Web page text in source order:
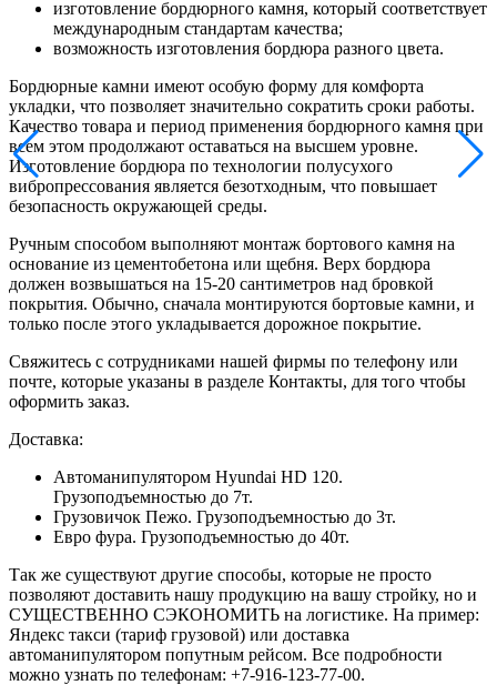
изготовление бордюрного камня, который соответствует
международным стандартам качества;
возможность изготовления бордюра разного цвета.
Бордюрные камни имеют особую форму для комфорта
укладки, что позволяет значительно сократить сроки работы.
Качество товара и период применения бордюрного камня при
всем этом продолжают оставаться на высшем уровне.
Изготовление бордюра по технологии полусухого
вибропрессования является безотходным, что повышает
безопасность окружающей среды.
Ручным способом выполняют монтаж бортового камня на
основание из цементобетона или щебня. Верх бордюра
должен возвышаться на 15-20 сантиметров над бровкой
покрытия. Обычно, сначала монтируются бортовые камни, и
только после этого укладывается дорожное покрытие.
Свяжитесь с сотрудниками нашей фирмы по телефону или
почте, которые указаны в разделе Контакты, для того чтобы
оформить заказ.
Доставка:
Автоманипулятором Hyundai HD 120.
Грузоподъемностью до 7т.
Грузовичок Пежо. Грузоподъемностью до 3т.
Евро фура. Грузоподъемностью до 40т.
Так же существуют другие способы, которые не просто
позволяют доставить нашу продукцию на вашу стройку, но и
СУЩЕСТВЕННО СЭКОНОМИТЬ на логистике. На пример:
Яндекс такси (тариф грузовой) или доставка
автоманипулятором попутным рейсом. Все подробности
можно узнать по телефонам: +7-916-123-77-00.